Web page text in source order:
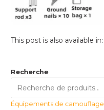
This post is also available in:
Recherche
Équipements de camouflage